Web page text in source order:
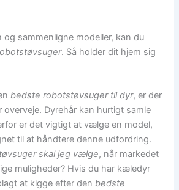
og sammenligne modeller, kan du
. Så holder dit hjem sig
bedste robotstøvsuger til dyr, er der
overveje. Dyrehår kan hurtigt samle
er det vigtigt at vælge en model,
til at håndtere denne udfordring.
skal jeg vælge, når markedet
muligheder? Hvis du har kæledyr
at kigge efter denbedste